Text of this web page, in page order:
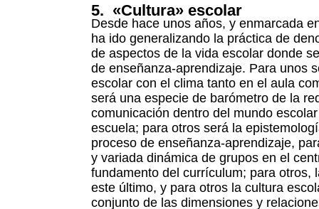
5. «Cultura» escolar
Desde hace unos años, y enmarcada
ha ido generalizando la práctica de
de aspectos de la vida escolar donde
de enseñanza-aprendizaje. Para unos
escolar con el clima tanto en el aula
será una especie de barómetro de la
comunicación dentro del mundo
escuela; para otros será la
proceso de enseñanza-aprendizaje,
y variada dinámica de grupos en el
fundamento del currículum; para otros,
este último, y para otros la cultura
conjunto de las dimensiones y